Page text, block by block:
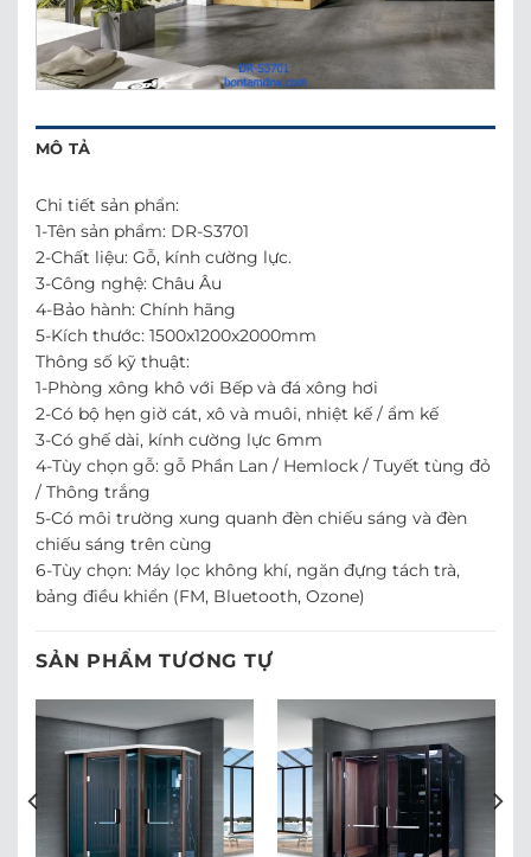
MÔ TẢ
Chi tiết sản phẩn:
1-Tên sản phẩm: DR-S3701
2-Chất liệu: Gỗ, kính cường lực.
3-Công nghệ: Châu Âu
4-Bảo hành: Chính hãng
5-Kích thước: 1500x1200x2000mm
Thông số kỹ thuật:
1-Phòng xông khô với Bếp và đá xông hơi
2-Có bộ hẹn giờ cát, xô và muôi, nhiệt kế / ẩm kế
3-Có ghế dài, kính cường lực 6mm
4-Tùy chọn gỗ: gỗ Phần Lan / Hemlock / Tuyết tùng đỏ
/ Thông trắng
5-Có môi trường xung quanh đèn chiếu sáng và đèn
chiếu sáng trên cùng
6-Tùy chọn: Máy lọc không khí, ngăn đựng tách trà,
bảng điều khiển (FM, Bluetooth, Ozone)
SẢN PHẨM TƯƠNG TỰ